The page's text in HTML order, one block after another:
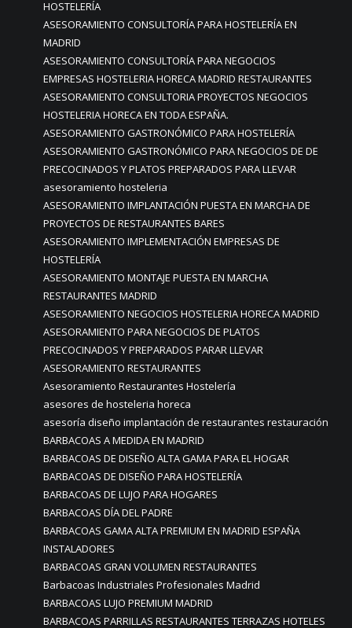
HOSTELERÍA
ASESORAMIENTO CONSULTORÍA PARA HOSTELERÍA EN
MADRID
ASESORAMIENTO CONSULTORÍA PARA NEGOCIOS
EMPRESAS HOSTELERIA HORECA MADRID RESTAURANTES
ASESORAMIENTO CONSULTORIA PROYECTOS NEGOCIOS
HOSTELERIA HORECA EN TODA ESPAÑA.
ASESORAMIENTO GASTRONÓMICO PARA HOSTELERÍA
ASESORAMIENTO GASTRONÓMICO PARA NEGOCIOS DE DE
PRECOCINADOS Y PLATOS PREPARADOS PARA LLEVAR
asesoramiento hosteleria
ASESORAMIENTO IMPLANTACIÓN PUESTA EN MARCHA DE
PROYECTOS DE RESTAURANTES BARES
ASESORAMIENTO IMPLEMENTACIÓN EMPRESAS DE
HOSTELERÍA
ASESORAMIENTO MONTAJE PUESTA EN MARCHA
RESTAURANTES MADRID
ASESORAMIENTO NEGOCIOS HOSTELERIA HORECA MADRID
ASESORAMIENTO PARA NEGOCIOS DE PLATOS
PRECOCINADOS Y PREPARADOS PARAR LLEVAR
ASESORAMIENTO RESTAURANTES
Asesoramiento Restaurantes Hostelería
asesores de hosteleria horeca
asesoría diseño implantación de restaurantes restauración
BARBACOAS A MEDIDA EN MADRID
BARBACOAS DE DISEÑO ALTA GAMA PARA EL HOGAR
BARBACOAS DE DISEÑO PARA HOSTELERÍA
BARBACOAS DE LUJO PARA HOGARES
BARBACOAS DÍA DEL PADRE
BARBACOAS GAMA ALTA PREMIUM EN MADRID ESPAÑA
INSTALADORES
BARBACOAS GRAN VOLUMEN RESTAURANTES
Barbacoas Industriales Profesionales Madrid
BARBACOAS LUJO PREMIUM MADRID
BARBACOAS PARRILLAS RESTAURANTES TERRAZAS HOTELES